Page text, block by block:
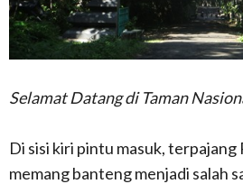
Selamat Datang di Taman
Di sisi kiri pintu masuk,
memang banteng menjadi salah